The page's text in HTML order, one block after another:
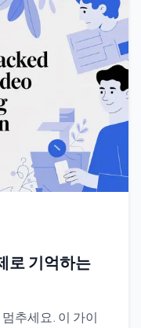
로 기억하는
추세요. 이 가이